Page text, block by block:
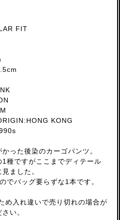
FIT
KONG
った後染のカーゴパンツ。
種ですがここまでディテール
ました。
でバッグ要らずな1本です。
め入れ違いで売り切れの場合が
い。